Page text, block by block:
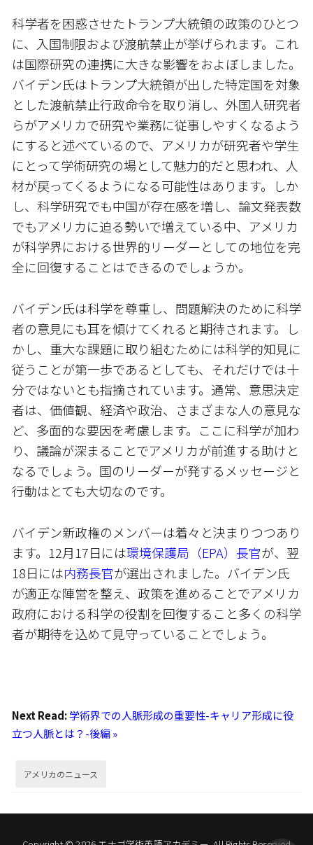
科学者を困惑させたトランプ大統領の政策のひとつ
に、入国制限および渡航禁止が挙げられます。これ
は国際研究の連携に大きな影響をおよぼしました。
バイデン氏はトランプ大統領が出した特定国を対象
とした渡航禁止行政命令を取り消し、外国人研究者
らがアメリカで研究や業務に従事しやすくなるよう
にすると述べているので、アメリカが研究者や学生
にとって学術研究の場として魅力的だと思われ、人
材が戻ってくるようになる可能性はあります。しか
し、科学研究でも中国が存在感を増し、論文発表数
でもアメリカに迫る勢いで増えている中、アメリカ
が科学界における世界的リーダーとしての地位を完
全に回復することはできるのでしょうか。
バイデン氏は科学を尊重し、問題解決のために科学
者の意見にも耳を傾けてくれると期待されます。し
かし、重大な課題に取り組むためには科学的知見に
従うことが第一歩であるとしても、それだけでは十
分ではないとも指摘されています。通常、意思決定
者は、価値観、経済や政治、さまざまな人の意見な
ど、多面的な要因を考慮します。ここに科学が加わ
り、議論が深まることでアメリカが前進する助けと
なるでしょう。国のリーダーが発するメッセージと
行動はとても大切なのです。
バイデン新政権のメンバーは着々と決まりつつあり
ます。12月17日には環境保護局（EPA）長官が、翌
18日には内務長官が選出されました。バイデン氏
が適正な陣営を整え、政策を進めることでアメリカ
政府における科学の役割を回復すること――多くの科学
者が期待を込めて見守っていることでしょう。
Next Read:学術界での人脈形成の重要性-キャリア形成に役
立つ人脈とは？-後編 »
アメリカのニュース